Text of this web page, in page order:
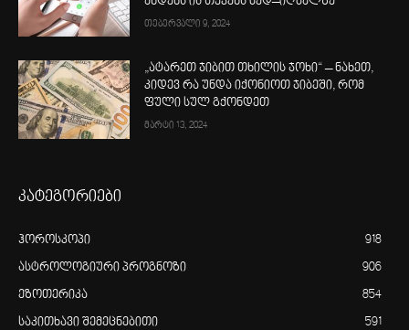
თებერვალი 9, 2024
„ატარეთ ჯიბით თხილის ჯოხი“ – ნახეთ,
კიდევ რა უნდა იქონიოთ ჯიბეში, რომ
ფული სულ გქონდეთ
მარტი 13, 2024
კატეგორიები
ჰოროსკოპი 918
ასტროლოგიური პროგნოზი 906
ეზოთერიკა 854
საკითხავი შემეცნებითი 591